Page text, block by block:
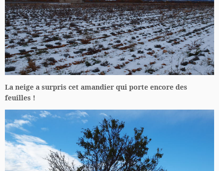
La neige a surpris cet amandier qui porte encore des
feuilles !